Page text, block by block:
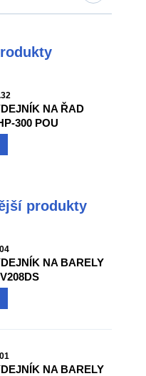
NA ŘAD
300 POU
produkty
NA BARELY
NA BARELY